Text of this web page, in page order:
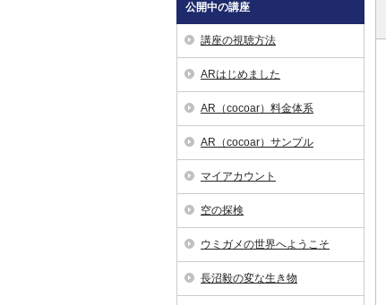
公開中の講座
講座の視聴方法
ARはじめました
AR（cocoar）料金体系
AR（cocoar）サンプル
マイアカウント
空の探検
ウミガメの世界へようこそ
長沼毅の変な生き物